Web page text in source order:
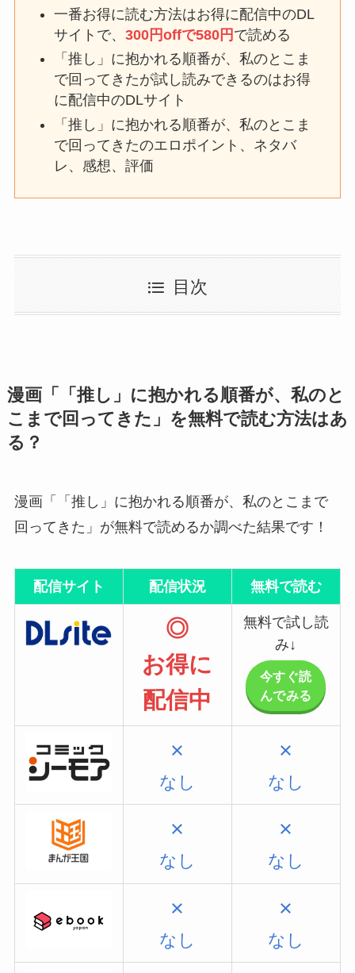
一番お得に読む方法はお得に配信中のDL
サイトで、300円offで580円 で読める
「推し」に抱かれる順番が、私のとこま
で回ってきたが試し読みできるのはお得
に配信中のDLサイト
「推し」に抱かれる順番が、私のとこま
で回ってきたのエロポイント、ネタバ
レ、感想、評価
目次
漫画「「推し」に抱かれる順番が、私のと
こまで回ってきた」を無料で読む方法はあ
る？
漫画「「推し」に抱かれる順番が、私のとこまで
回ってきた」が無料で読めるか調べた結果です！
配信サイト 配信状況 無料で読む
◎
お得に
配信中
無料で試し読
み↓
今すぐ読
んでみる
×
なし
×
なし
×
なし
×
なし
×
なし
×
なし